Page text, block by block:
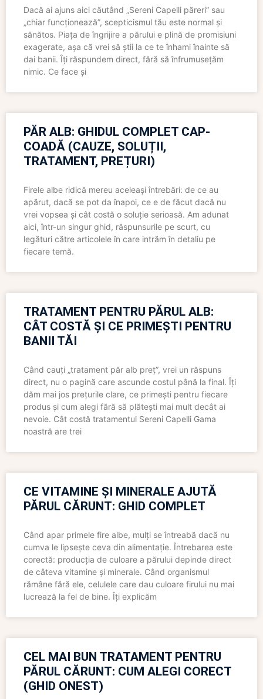
Dacă ai ajuns aici căutând „Sereni Capelli păreri” sau
„chiar funcționează”, scepticismul tău este normal și
sănătos. Piața de îngrijire a părului e plină de promisiuni
exagerate, așa că vrei să știi la ce te înhami înainte să
dai banii. Îți răspundem direct, fără să înfrumusețăm
nimic. Ce face și
PĂR ALB: GHIDUL COMPLET CAP-
COADĂ (CAUZE, SOLUȚII,
TRATAMENT, PREȚURI)
Firele albe ridică mereu aceleași întrebări: de ce au
apărut, dacă se pot da înapoi, ce e de făcut dacă nu
vrei vopsea și cât costă o soluție serioasă. Am adunat
aici, într-un singur ghid, răspunsurile pe scurt, cu
legături către articolele în care intrăm în detaliu pe
fiecare temă.
TRATAMENT PENTRU PĂRUL ALB:
CÂT COSTĂ ȘI CE PRIMEȘTI PENTRU
BANII TĂI
Când cauți „tratament păr alb preț”, vrei un răspuns
direct, nu o pagină care ascunde costul până la final. Îți
dăm mai jos prețurile clare, ce primești pentru fiecare
produs și cum alegi fără să plătești mai mult decât ai
nevoie. Cât costă tratamentul Sereni Capelli Gama
noastră are trei
CE VITAMINE ȘI MINERALE AJUTĂ
PĂRUL CĂRUNT: GHID COMPLET
Când apar primele fire albe, mulți se întreabă dacă nu
cumva le lipsește ceva din alimentație. Întrebarea este
corectă: producția de culoare a părului depinde direct
de câteva vitamine și minerale. Când organismul
rămâne fără ele, celulele care dau culoare firului nu mai
lucrează la fel de bine. Îți explicăm
CEL MAI BUN TRATAMENT PENTRU
PĂRUL CĂRUNT: CUM ALEGI CORECT
(GHID ONEST)